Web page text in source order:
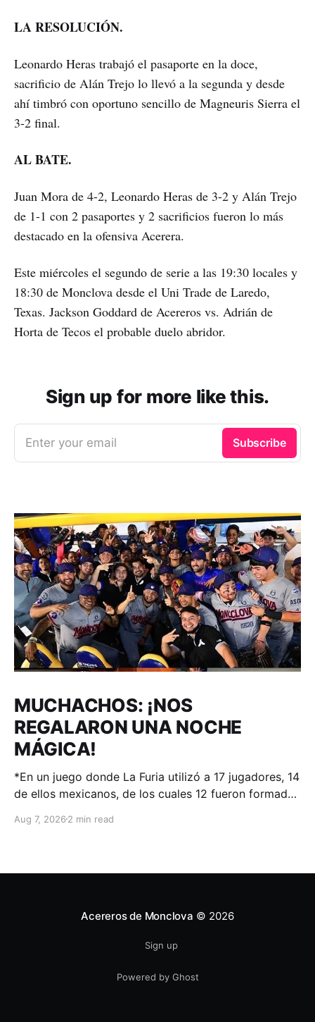
LA RESOLUCIÓN.
Leonardo Heras trabajó el pasaporte en la doce,
sacrificio de Alán Trejo lo llevó a la segunda y desde
ahí timbró con oportuno sencillo de Magneuris Sierra el
3-2 final.
ALBATE.
Juan Mora de 4-2, Leonardo Heras de 3-2 y Alán Trejo
de 1-1 con 2 pasaportes y 2 sacrificios fueron lo más
destacado en la ofensiva Acerera.
Este miércoles el segundo de serie a las 19:30 locales y
18:30 de Monclova desde el Uni Trade de Laredo,
Texas. Jackson Goddard de Acereros vs. Adrián de
Horta de Tecos el probable duelo abridor.
Sign up for more like this.
Enter your email Subscribe
MUCHACHOS: ¡NOS
REGALARON UNA NOCHE
MÁGICA!
*En un juego donde La Furia utilizó a 17 jugadores, 14
de ellos mexicanos, de los cuales 12 fueron formados
#AdnACEREROS ganó en Aguascalientes.
donde
Aug 7, 2026 2 min read
Acereros de Monclova © 2026
Sign up
Powered by Ghost